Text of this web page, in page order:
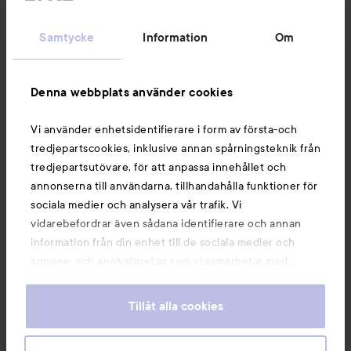
Samtycke Information Om
Denna webbplats använder cookies
Vi använder enhetsidentifierare i form av första-och
tredjepartscookies, inklusive annan spårningsteknik från
tredjepartsutövare, för att anpassa innehållet och
annonserna till användarna, tillhandahålla funktioner för
sociala medier och analysera vår trafik. Vi
vidarebefordrar även sådana identifierare och annan
information från din enhet till de sociala medier och
annons- och analysföretag som vi samarbetar med.
information som du har tillhandahållit eller som de har
våra cookies vid fortsatt användande av vår webbplats.
Tillåt alla cookies
Du kanske också gillar